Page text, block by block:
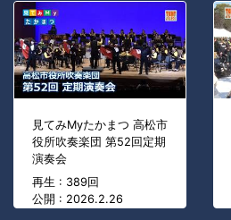
見てみMyたかまつ 高松市
役所吹奏楽団 第52回定期
演奏会
再生 : 389回
公開 : 2026.2.26